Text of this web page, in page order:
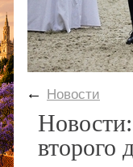
← Новости
второго